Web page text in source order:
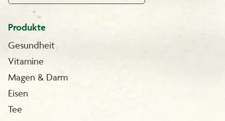
Produkte
Gesundheit
Vitamine
Magen & Darm
Eisen
Tee